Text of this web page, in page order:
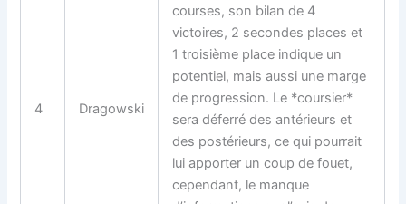
4 Dragowski
courses, son bilan de 4
victoires, 2 secondes places et
1 troisième place indique un
potentiel, mais aussi une marge
de progression. Le *coursier*
sera déferré des antérieurs et
des postérieurs, ce qui pourrait
lui apporter un coup de fouet,
cependant, le manque